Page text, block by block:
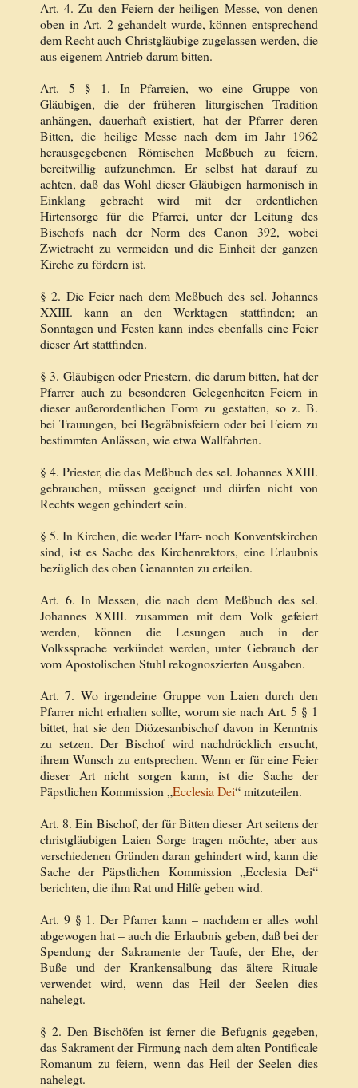
Art. 4. Zu den Feiern der heiligen Messe, von denen
oben in Art. 2 gehandelt wurde, können entsprechend
dem Recht auch Christgläubige zugelassen werden, die
aus eigenem Antrieb darum bitten.
Art. 5 § 1. In Pfarreien, wo eine Gruppe von
Gläubigen, die der früheren liturgischen Tradition
anhängen, dauerhaft existiert, hat der Pfarrer deren
Bitten, die heilige Messe nach dem im Jahr 1962
herausgegebenen Römischen Meßbuch zu feiern,
bereitwillig aufzunehmen. Er selbst hat darauf zu
achten, daß das Wohl dieser Gläubigen harmonisch in
Einklang gebracht wird mit der ordentlichen
Hirtensorge für die Pfarrei, unter der Leitung des
Bischofs nach der Norm des Canon 392, wobei
Zwietracht zu vermeiden und die Einheit der ganzen
Kirche zu fördern ist.
§ 2. Die Feier nach dem Meßbuch des sel. Johannes
XXIII. kann an den Werktagen stattfinden; an
Sonntagen und Festen kann indes ebenfalls eine Feier
dieser Art stattfinden.
§ 3. Gläubigen oder Priestern, die darum bitten, hat der
Pfarrer auch zu besonderen Gelegenheiten Feiern in
dieser außerordentlichen Form zu gestatten, so z. B.
bei Trauungen, bei Begräbnisfeiern oder bei Feiern zu
bestimmten Anlässen, wie etwa Wallfahrten.
§ 4. Priester, die das Meßbuch des sel. Johannes XXIII.
gebrauchen, müssen geeignet und dürfen nicht von
Rechts wegen gehindert sein.
§ 5. In Kirchen, die weder Pfarr- noch Konventskirchen
sind, ist es Sache des Kirchenrektors, eine Erlaubnis
bezüglich des oben Genannten zu erteilen.
Art. 6. In Messen, die nach dem Meßbuch des sel.
Johannes XXIII. zusammen mit dem Volk gefeiert
werden, können die Lesungen auch in der
Volkssprache verkündet werden, unter Gebrauch der
vom Apostolischen Stuhl rekognoszierten Ausgaben.
Art. 7. Wo irgendeine Gruppe von Laien durch den
Pfarrer nicht erhalten sollte, worum sie nach Art. 5 § 1
bittet, hat sie den Diözesanbischof davon in Kenntnis
zu setzen. Der Bischof wird nachdrücklich ersucht,
ihrem Wunsch zu entsprechen. Wenn er für eine Feier
dieser Art nicht sorgen kann, ist die Sache der
Päpstlichen Kommission „Ecclesia Dei“ mitzuteilen.
Art. 8. Ein Bischof, der für Bitten dieser Art seitens der
christgläubigen Laien Sorge tragen möchte, aber aus
verschiedenen Gründen daran gehindert wird, kann die
Sache der Päpstlichen Kommission „Ecclesia Dei“
berichten, die ihm Rat und Hilfe geben wird.
Art. 9 § 1. Der Pfarrer kann – nachdem er alles wohl
abgewogen hat – auch die Erlaubnis geben, daß bei der
Spendung der Sakramente der Taufe, der Ehe, der
Buße und der Krankensalbung das ältere Rituale
verwendet wird, wenn das Heil der Seelen dies
nahelegt.
§ 2. Den Bischöfen ist ferner die Befugnis gegeben,
das Sakrament der Firmung nach dem alten Pontificale
Romanum zu feiern, wenn das Heil der Seelen dies
nahelegt.